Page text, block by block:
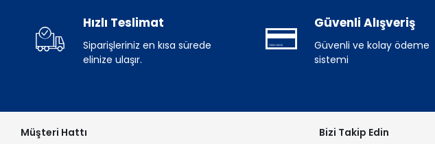
Hızlı Teslimat
Siparişleriniz en kısa sürede
elinize ulaşır.
Güvenli Alışveriş
Güvenli ve kolay ödeme
sistemi
Müşteri Hattı Bizi Takip Edin